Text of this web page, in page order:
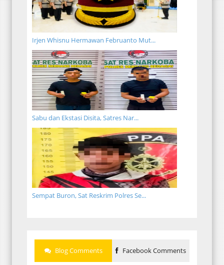
Irjen Whisnu Hermawan Februanto Mut...
Sabu dan Ekstasi Disita, Satres Nar...
Sempat Buron, Sat Reskrim Polres Se...
Blog Comments Facebook Comments